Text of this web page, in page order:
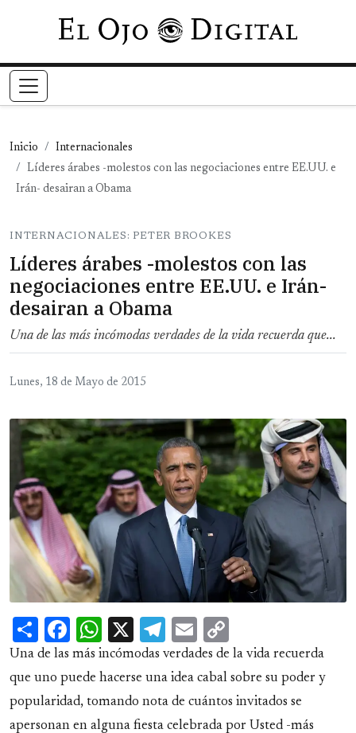
Pasar al contenido principal
Inicio
Internacionales
Líderes árabes -molestos con las negociaciones entre EE.UU. e
Irán- desairan a Obama
INTERNACIONALES: PETER BROOKES
Líderes árabes -molestos con las
negociaciones entre EE.UU. e Irán-
desairan a Obama
Una de las más incómodas verdades de la vida recuerda que...
Lunes, 18 de Mayo de 2015
ShareFacebook
WhatsApp
X Telegram
Email
Link
Una de las más incómodas verdades de la vida recuerda
que uno puede hacerse una idea cabal sobre su poder y
popularidad, tomando nota de cuántos invitados se
apersonan en alguna fiesta celebrada por Usted -más